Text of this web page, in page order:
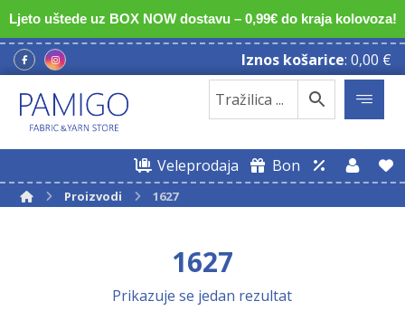
Ljeto uštede uz BOX NOW dostavu – 0,99€ do kraja kolovoza!
Iznos košarice: 0,00 €
Veleprodaja Bon
Proizvodi 1627
1627
Prikazuje se jedan rezultat